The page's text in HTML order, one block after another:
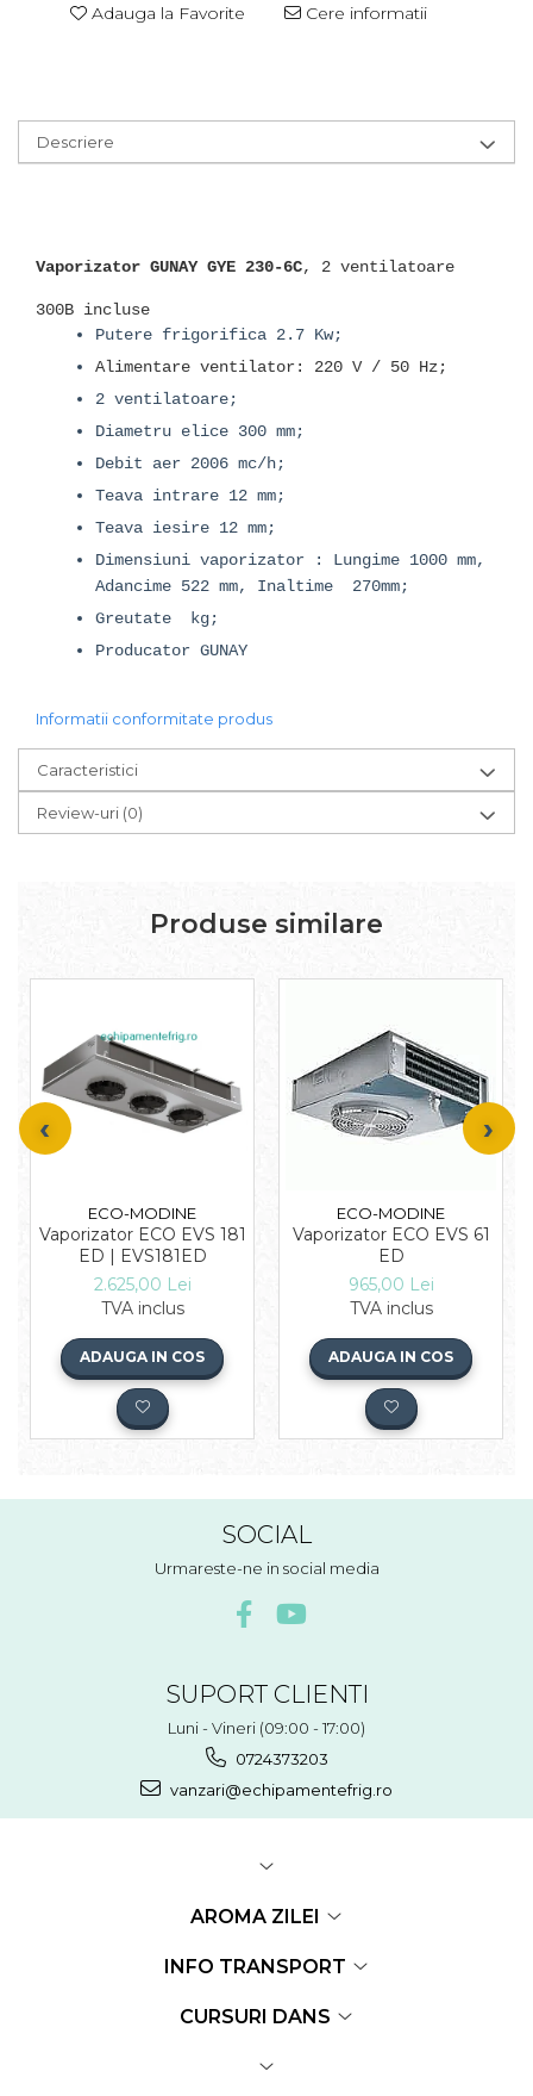
Adauga la Favorite Cere informatii
Descriere
Vaporizator GUNAY GYE 230-6C, 2 ventilatoare
300B incluse
Putere frigorifica 2.7 Kw;
Alimentare ventilator: 220 V / 50 Hz;
2 ventilatoare;
Diametru elice 300 mm;
Debit aer 2006 mc/h;
Teava intrare 12 mm;
Teava iesire 12 mm;
Dimensiuni vaporizator : Lungime 1000 mm,
Adancime 522 mm, Inaltime 270mm;
Greutate kg;
Producator GUNAY
Informatii conformitate produs
Caracteristici
Review-uri (0)
Produse similare
ECO-MODINE
Vaporizator ECO EVS 181
ED | EVS181ED
2.625,00 Lei
TVA inclus
ADAUGA IN COS
ECO-MODINE
Vaporizator ECO EVS 61
ED
965,00 Lei
TVA inclus
ADAUGA IN COS
SOCIAL
Urmareste-ne in social media
SUPORT CLIENTI
Luni - Vineri (09:00 - 17:00)
0724373203
vanzari@echipamentefrig.ro
AROMA ZILEI
INFO TRANSPORT
CURSURI DANS